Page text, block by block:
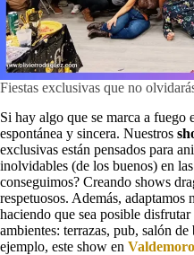
Fiestas exclusivas que no
Si hay algo que se marca a fuego
espontánea y sincera. Nuestros
exclusivas están pensados para
inolvidables (de los buenos) en
conseguimos? Creando shows
respetuosos. Además, adaptamos
haciendo que sea posible
ambientes: terrazas, pub, salón
ejemplo, este show en Valdemoro